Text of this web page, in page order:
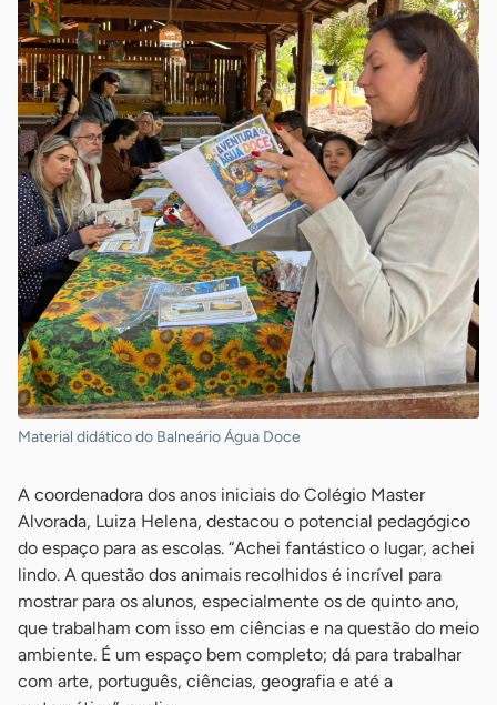
Material didático do Balneário Água Doce
A coordenadora dos anos iniciais do Colégio Master
Alvorada, Luiza Helena, destacou o potencial pedagógico
do espaço para as escolas. “Achei fantástico o lugar, achei
lindo. A questão dos animais recolhidos é incrível para
mostrar para os alunos, especialmente os de quinto ano,
que trabalham com isso em ciências e na questão do meio
ambiente. É um espaço bem completo; dá para trabalhar
com arte, português, ciências, geografia e até a